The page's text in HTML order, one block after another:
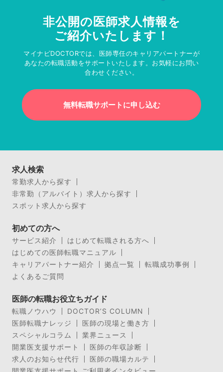
非公開の医師求人情報を
ご紹介いたします！
マイナビDOCTORでは、医師専任のキャリアパートナーが
あなたの転職活動をサポートいたします。お気軽にお問い
合わせください。
無料転職サポートに申し込む
求人検索
常勤求人から探す
非常勤（アルバイト）求人から探す
スポット求人から探す
初めての方へ
サービス紹介
はじめて転職される方へ
はじめての医師転職マニュアル
キャリアパートナー紹介
拠点一覧
転職成功事例
よくあるご質問
医師の転職お役立ちガイド
転職ノウハウ
DOCTOR’S COLUMN
医師転職ナレッジ
医師の現場と働き方
スペシャルコラム
業界ニュース
開業医支援サポート
医師の年収診断
求人のお知らせ代行
医師の職場カルテ